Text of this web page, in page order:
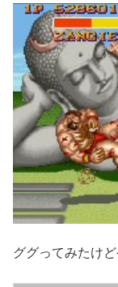
ググってみたけ